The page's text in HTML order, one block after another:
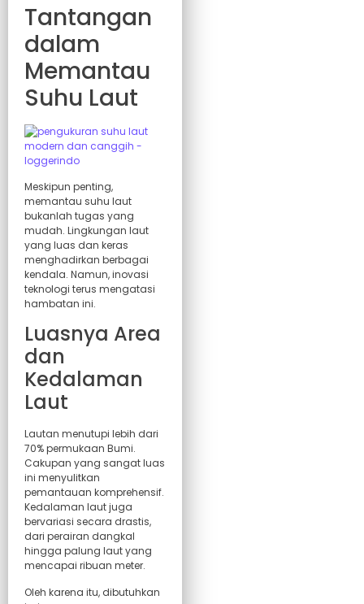
Tantangan
dalam
Memantau
Suhu Laut
Meskipun penting,
memantau suhu laut
bukanlah tugas yang
mudah. Lingkungan laut
yang luas dan keras
menghadirkan berbagai
kendala. Namun, inovasi
teknologi terus mengatasi
hambatan ini.
Luasnya Area
dan
Kedalaman
Laut
Lautan menutupi lebih dari
70% permukaan Bumi.
Cakupan yang sangat luas
ini menyulitkan
pemantauan komprehensif.
Kedalaman laut juga
bervariasi secara drastis,
dari perairan dangkal
hingga palung laut yang
mencapai ribuan meter.
Oleh karena itu, dibutuhkan